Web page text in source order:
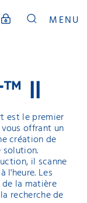
MENU
II
est le premier
offrant un
création de
solution.
il scanne
l'heure. Les
la matière
recherche de